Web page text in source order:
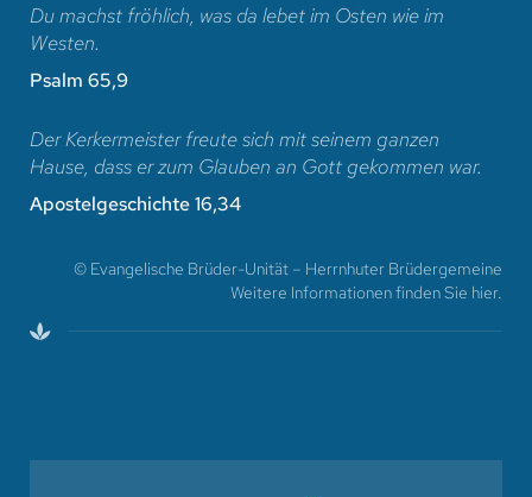
Du machst fröhlich, was da lebet im Osten wie im
Westen.
Psalm 65,9
Der Kerkermeister freute sich mit seinem ganzen
Hause, dass er zum Glauben an Gott gekommen war.
Apostelgeschichte 16,34
© Evangelische Brüder-Unität – Herrnhuter Brüdergemeine
Weitere Informationen finden Sie hier.